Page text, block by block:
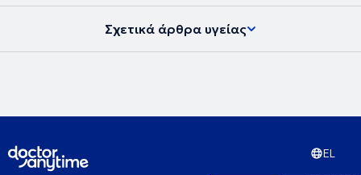
Σχετικά άρθρα υγείας
EL